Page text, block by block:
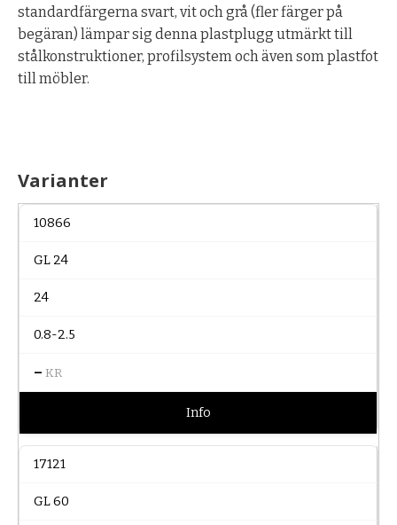
standardfärgerna svart, vit och grå (fler färger på
begäran) lämpar sig denna plastplugg utmärkt till
stålkonstruktioner, profilsystem och även som plastfot
till möbler.
Varianter
10866
GL 24
24
0.8-2.5
– KR
Info
17121
GL 60